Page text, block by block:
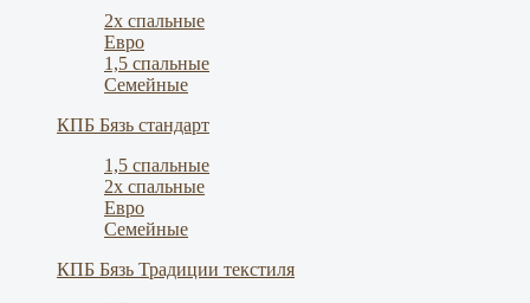
2х спальные
Евро
1,5 спальные
Семейные
КПБ Бязь стандарт
1,5 спальные
2х спальные
Евро
Семейные
КПБ Бязь Традиции текстиля